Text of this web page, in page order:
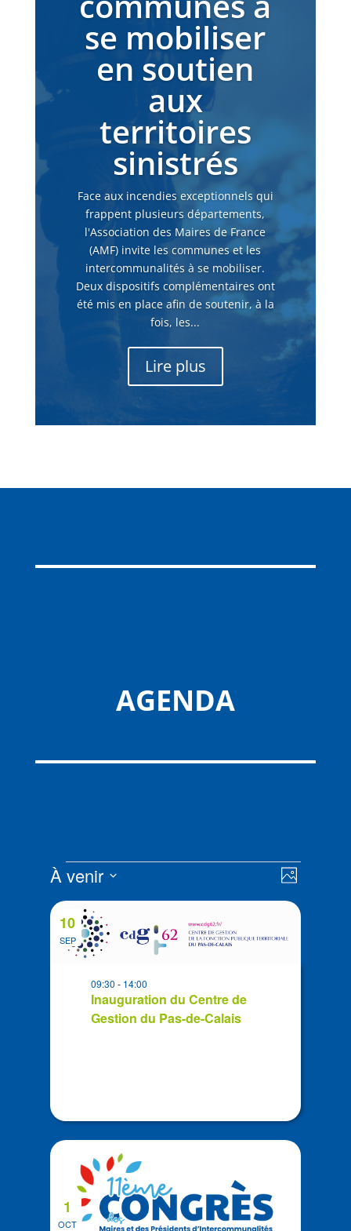
se mobiliser
en soutien
aux
territoires
sinistrés
Face aux incendies exceptionnels qui
frappent plusieurs départements,
l'Association des Maires de France
(AMF) invite les communes et les
intercommunalités à se mobiliser.
Deux dispositifs complémentaires ont
été mis en place afin de soutenir, à la
fois, les...
Lire plus
AGENDA
Évènements
par
de
vues
Photo
À venir
la
date
List
of
events
Photo
View
SEP
10
Inauguration du Centre de
Gestion du Pas-de-Calais
09:30- 14:00
OCT
1